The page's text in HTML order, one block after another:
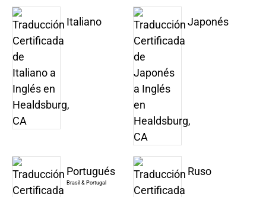
Italiano Japonés
Portugués
Brasil & Portugal
Ruso